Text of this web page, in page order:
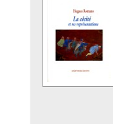
Commander